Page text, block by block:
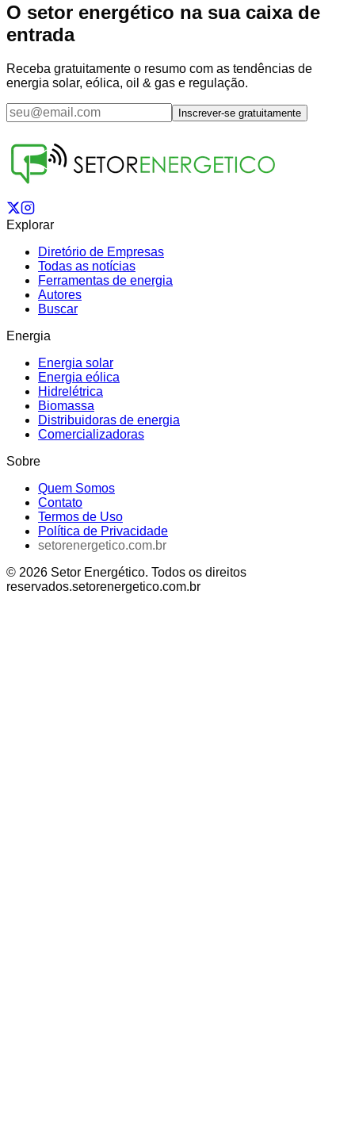
O setor energético na sua caixa de
entrada
Receba gratuitamente o resumo com as tendências de
energia solar, eólica, oil & gas e regulação.
Inscrever-se gratuitamente
Explorar
Diretório de Empresas
Todas as notícias
Ferramentas de energia
Autores
Buscar
Energia
Energia solar
Energia eólica
Hidrelétrica
Biomassa
Distribuidoras de energia
Comercializadoras
Sobre
Quem Somos
Contato
Termos de Uso
Política de Privacidade
setorenergetico.com.br
© 2026 Setor Energético. Todos os direitos
reservados.setorenergetico.com.br